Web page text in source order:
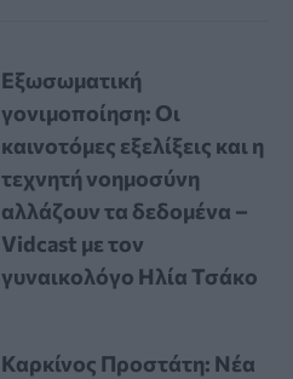
Εξωσωματική
γονιμοποίηση: Οι
καινοτόμες εξελίξεις και η
τεχνητή νοημοσύνη
αλλάζουν τα δεδομένα –
Vidcast με τον
γυναικολόγο Ηλία Τσάκο
Καρκίνος Προστάτη: Νέα